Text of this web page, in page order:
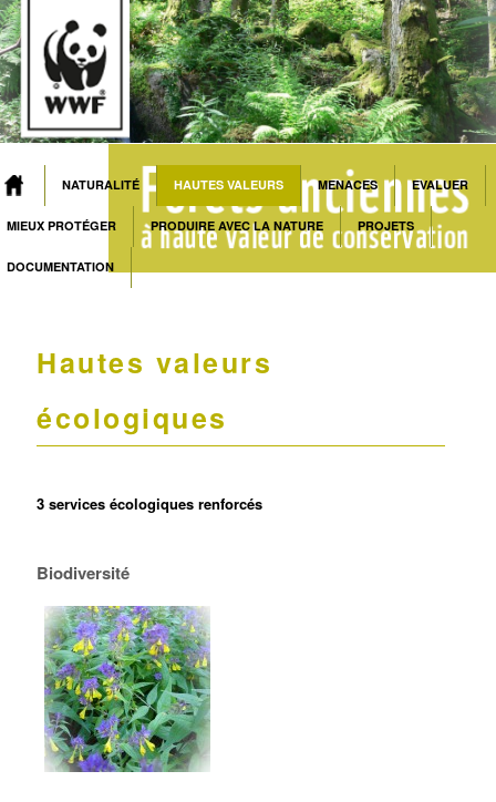
MAIN MENU
Skip to primary content
Skip to secondary content
NATURALITÉ HAUTES VALEURS MENACES EVALUER
MIEUX PROTÉGER PRODUIRE AVEC LA NATURE PROJETS
DOCUMENTATION
Hautes valeurs
écologiques
3 services écologiques renforcés
Biodiversité